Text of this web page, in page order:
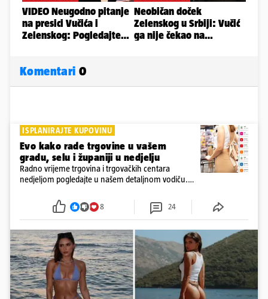
Komentari 0
ISPLANIRAJTE KUPOVINU
Evo kako rade trgovine u vašem
gradu, selu i županiji u nedjelju
Radno vrijeme trgovina i trgovačkih centara
nedjeljom pogledajte u našem detaljnom vodiču.
i šoping centri sami biraju koje će to nedjelje biti
8 24